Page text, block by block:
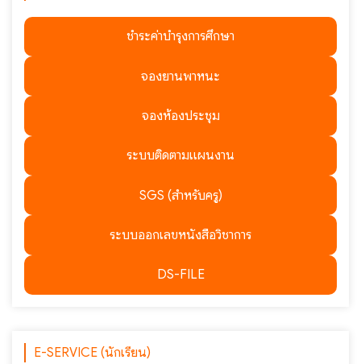
ชำระค่าบำรุงการศึกษา
จองยานพาหนะ
จองห้องประชุม
ระบบติดตามแผนงาน
SGS (สำหรับครู)
ระบบออกเลขหนังสือวิชาการ
DS-FILE
E-SERVICE (นักเรียน)